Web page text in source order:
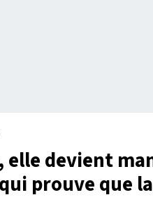
elle devient
prouve que